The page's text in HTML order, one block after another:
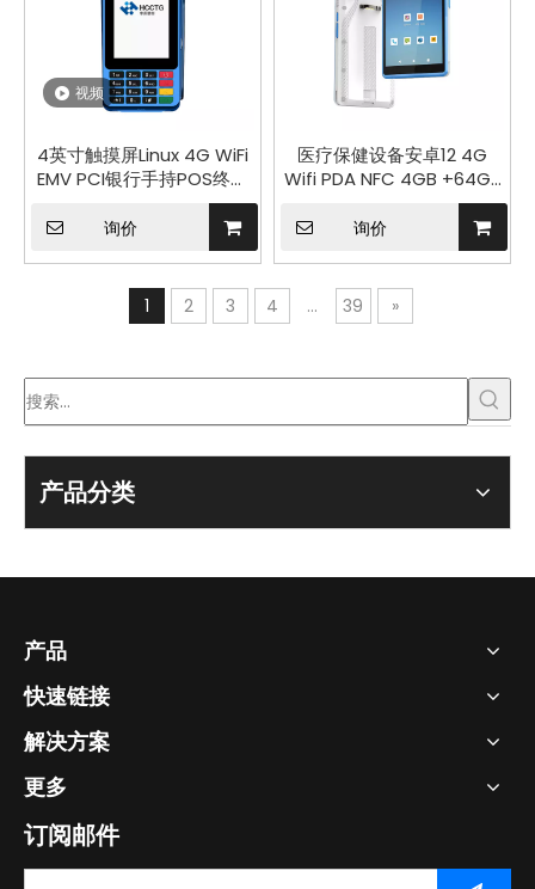
视频
4英寸触摸屏Linux 4G WiFi
EMV PCI银行手持POS终端
询价
医疗保健设备安卓12 4G
Wifi PDA NFC 4GB +64GB
用于医疗物流的坚固型数据
收集器 PDA603
询价
1 2 3 4 ... 39 »
产品分类
产品
快速链接
解决方案
更多
订阅邮件